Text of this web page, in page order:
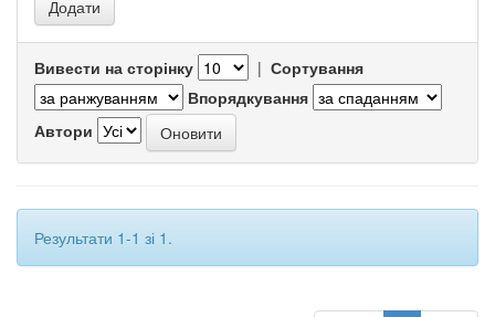
Вивести на сторінку | Сортування
Впорядкування
Автори
Результати 1-1 зі 1.